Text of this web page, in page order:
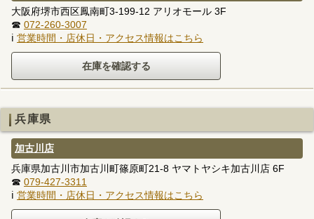
大阪府堺市西区鳳南町3-199-12 アリオモール 3F
☎ 072-260-3007
ℹ 営業時間・店休日・アクセス情報はこちら
兵庫県
加古川店
兵庫県加古川市加古川町篠原町21-8 ヤマトヤシキ加古川店 6F
☎ 079-427-3311
ℹ 営業時間・店休日・アクセス情報はこちら